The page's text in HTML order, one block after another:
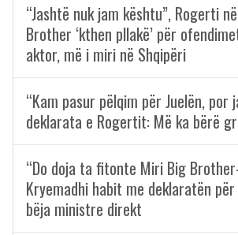
“Jashtë nuk jam kështu”, Rogerti
Brother ‘kthen pllakë’ për
aktor, më i miri në Shqipëri
“Kam pasur pëlqim për Juelën, por
deklarata e Rogertit: Më ka bërë
“Do doja ta fitonte Miri Big
Kryemadhi habit me deklaratën për
bëja ministre direkt